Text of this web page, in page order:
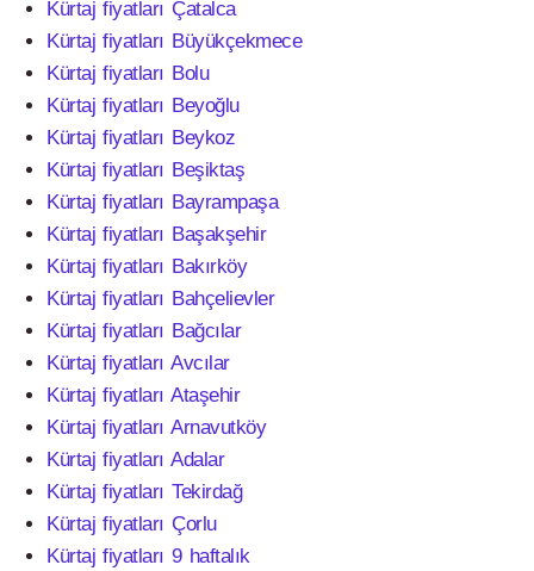
Kürtaj fiyatları Çatalca
Kürtaj fiyatları Büyükçekmece
Kürtaj fiyatları Bolu
Kürtaj fiyatları Beyoğlu
Kürtaj fiyatları Beykoz
Kürtaj fiyatları Beşiktaş
Kürtaj fiyatları Bayrampaşa
Kürtaj fiyatları Başakşehir
Kürtaj fiyatları Bakırköy
Kürtaj fiyatları Bahçelievler
Kürtaj fiyatları Bağcılar
Kürtaj fiyatları Avcılar
Kürtaj fiyatları Ataşehir
Kürtaj fiyatları Arnavutköy
Kürtaj fiyatları Adalar
Kürtaj fiyatları Tekirdağ
Kürtaj fiyatları Çorlu
Kürtaj fiyatları 9 haftalık